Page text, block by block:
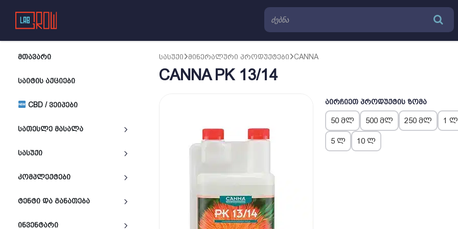
ᲛᲗᲐᲕᲐᲠᲘ
ᲡᲐᲘᲢᲘᲡ ᲐᲥᲪᲘᲔᲑᲘ
CBD / ᲕᲔᲘᲞᲔᲑᲘ
ᲡᲐᲗᲔᲡᲚᲔ ᲛᲐᲡᲐᲚᲐ
ᲡᲐᲡᲣᲥᲘ
ᲙᲝᲛᲞᲚᲔᲥᲢᲔᲑᲘ
ᲢᲔᲜᲢᲘ ᲓᲐ ᲒᲐᲜᲐᲗᲔᲑᲐ
ᲘᲜᲕᲔᲜᲢᲐᲠᲘ
ᲡᲐᲡᲣᲥᲘ ᲛᲘᲜᲔᲠᲐᲚᲣᲠᲘ ᲞᲠᲝᲓᲣᲥᲢᲔᲑᲘ CANNA
CANNA PK 13/14
აირჩიეთ პროდუქტის ზომა
50 მლ 500 მლ 250 მლ 1 ლ
5 ლ 10 ლ